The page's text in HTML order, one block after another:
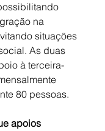
na
situações
As duas
à terceira-
80 pessoas.
apoios